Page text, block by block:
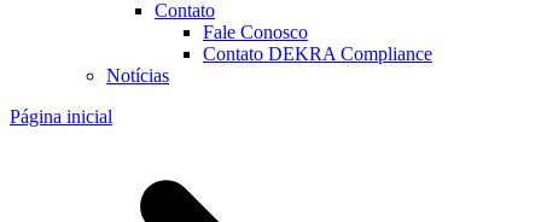
Contato
Fale Conosco
Contato DEKRA Compliance
Notícias
Página inicial